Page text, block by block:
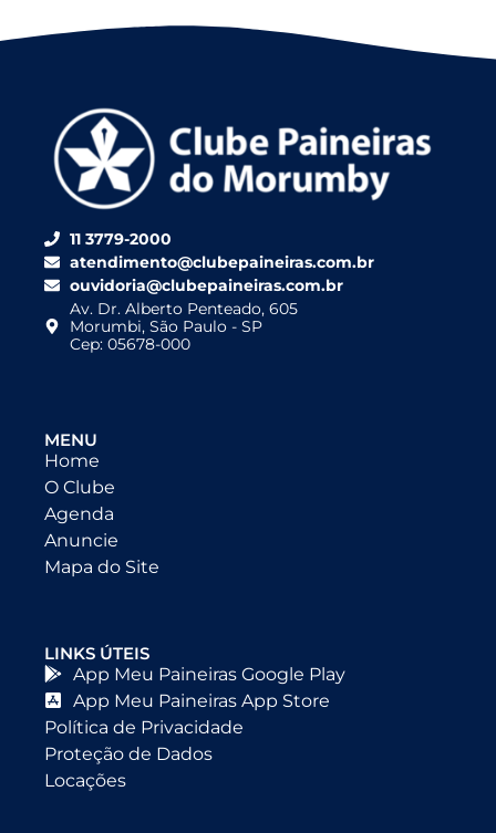
11 3779-2000
atendimento@clubepaineiras.com.br
ouvidoria@clubepaineiras.com.br
Av. Dr. Alberto Penteado, 605
Morumbi, São Paulo - SP
Cep: 05678-000
MENU
Home
O Clube
Agenda
Anuncie
Mapa do Site
LINKS ÚTEIS
App Meu Paineiras Google Play
App Meu Paineiras App Store
Política de Privacidade
Proteção de Dados
Locações